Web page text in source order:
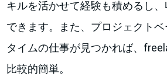
キルを活かせて経験も積めるし
できます。また、プロジェクト
タイムの仕事が見つかれば、
比較的簡単。